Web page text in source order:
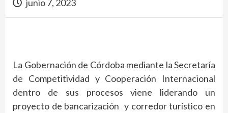
junio 7, 2023
La Gobernación de Córdoba mediante la Secretaría
de Competitividad y Cooperación Internacional
dentro de sus procesos viene liderando un
proyecto de bancarización y corredor turístico en